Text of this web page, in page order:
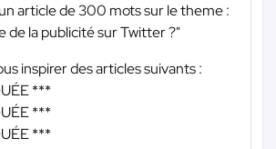
article de 300 mots sur le theme :
de la publicité sur Twitter ?"
inspirer des articles suivants :
***
***
***